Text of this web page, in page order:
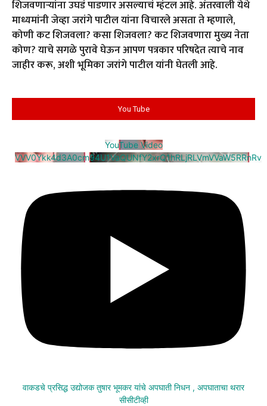
शिजवणाऱ्यांना उघडं पाडणार असल्याचं म्हंटल आहे. अंतरवाली येथे
माध्यमांनी जेव्हा जरांगे पाटील यांना विचारले असता ते म्हणाले,
कोणी कट शिजवला? कसा शिजवला? कट शिजवणारा मुख्य नेता
कोण? याचे सगळे पुरावे घेऊन आपण पत्रकार परिषदेत त्याचे नाव
जाहीर करू, अशी भूमिका जरांगे पाटील यांनी घेतली आहे.
You Tube
YouTube Video
VVV0Ykk4d3A0cm94U1VaQUNfY2xrQ1hRLjRLVmVVaW5RRnRv
वाकडचे प्रसिद्ध उद्योजक तुषार भूमकर यांचे अपघाती निधन , अपघाताचा थरार
सीसीटीव्ही